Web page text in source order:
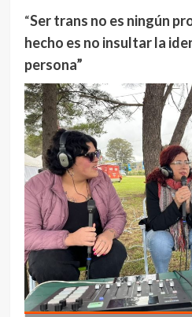
“Ser trans no es ningún
hecho es no insultar la
persona”